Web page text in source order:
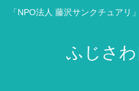
「NPO法人 藤沢サンクチュアリ
ふじさ